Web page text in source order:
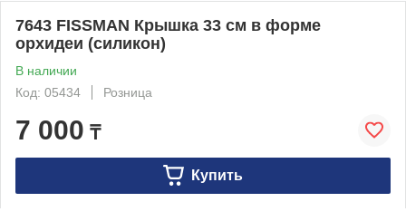
7643 FISSMAN Крышка 33 см в форме
орхидеи (силикон)
В наличии
Код: 05434
Розница
7 000 ₸
Купить